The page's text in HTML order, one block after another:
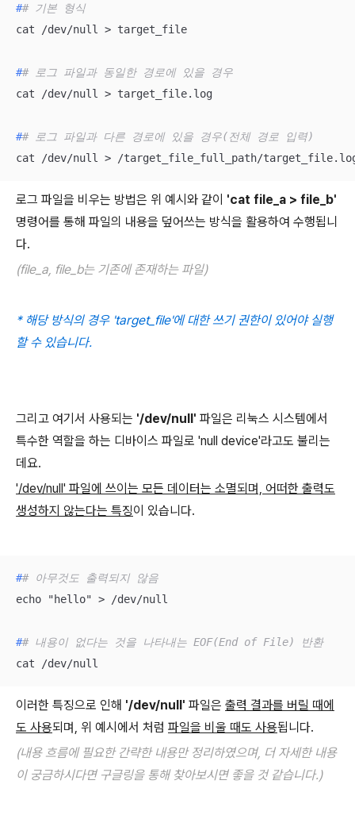
## 기본 형식
## 로그 파일과 동일한 경로에 있을 경우
## 로그 파일과 다른 경로에 있을 경우(전체 경로 입력)
cat /dev/null > /target_file_full_path/
로그 파일을 비우는 방법은 위 예시와 같이 'cat file_a > file_b'
명령어를 통해 파일의 내용을 덮어쓰는 방식을 활용하여 수행됩니
다.
(file_a, file_b는 기존에 존재하는 파일)
* 해당 방식의 경우 'target_file'에 대한 쓰기 권한이 있어야 실행
할 수 있습니다.
그리고 여기서 사용되는 '/dev/null' 파일은 리눅스 시스템에서
특수한 역할을 하는 디바이스 파일로 'null device'라고도 불리는
데요.
'/dev/null' 파일에 쓰이는 모든 데이터는 소멸되며, 어떠한 출력도
생성하지 않는다는 특징이 있습니다.
## 아무것도 출력되지 않음
## 내용이 없다는 것을 나타내는 EOF(End of File) 반환
cat /dev/null
이러한 특징으로 인해 '/dev/null' 파일은 출력 결과를 버릴 때에
도 사용되며, 위 예시에서 처럼 파일을 비울 때도 사용됩니다.
(내용 흐름에 필요한 간략한 내용만 정리하였으며, 더 자세한 내용
이 궁금하시다면 구글링을 통해 찾아보시면 좋을 것 같습니다.)